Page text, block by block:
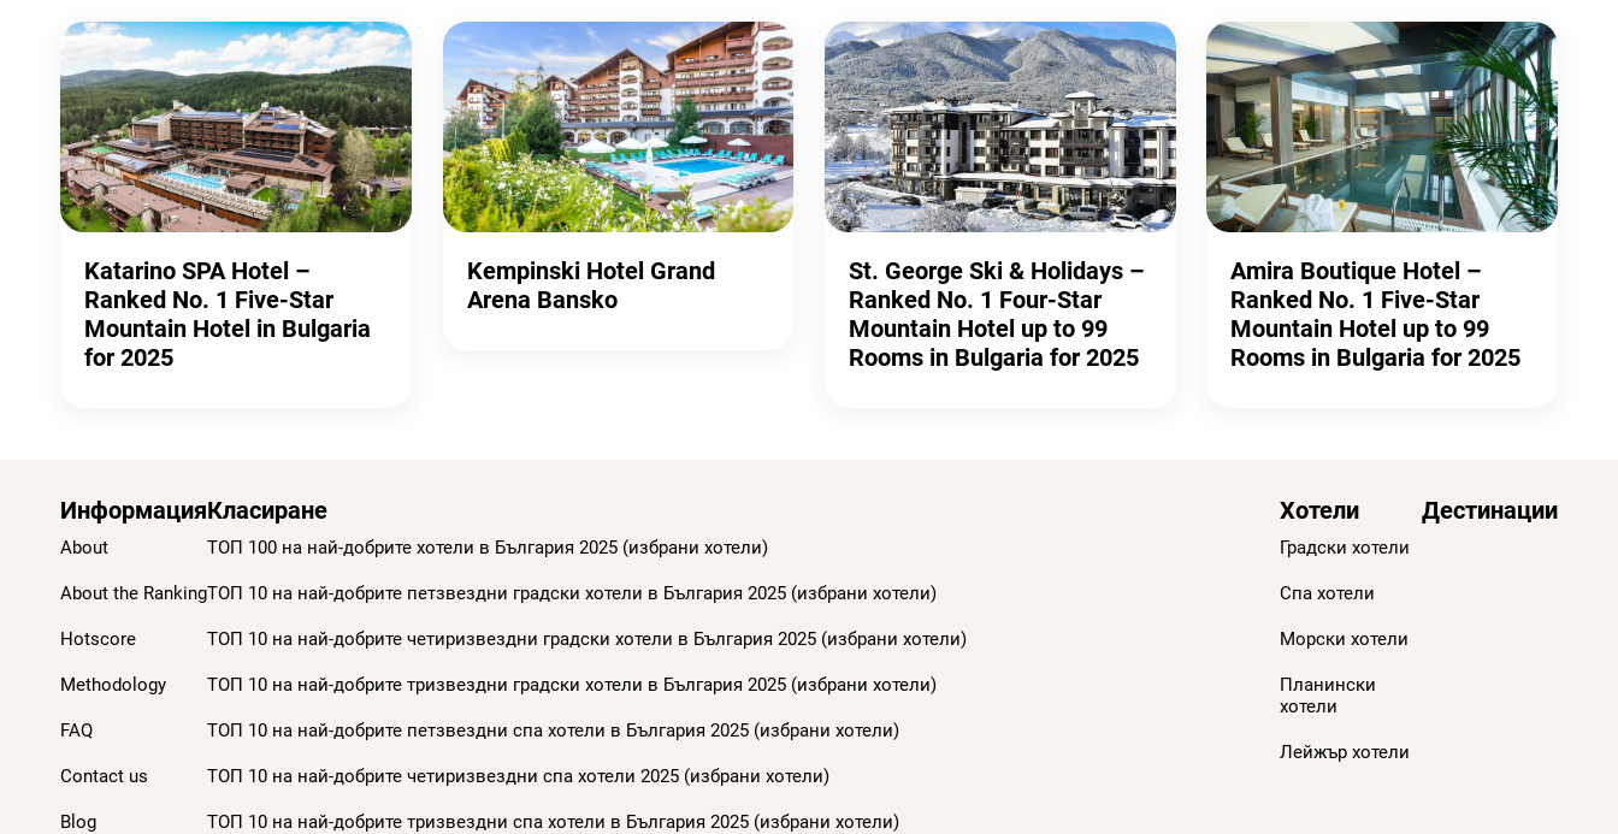
Katarino SPA Hotel –
Ranked No. 1 Five-Star
Mountain Hotel in Bulgaria
for 2025
Kempinski Hotel Grand
Arena Bansko
St. George Ski & Holidays –
Ranked No. 1 Four-Star
Mountain Hotel up to 99
Rooms in Bulgaria for 2025
Amira Boutique Hotel –
Ranked No. 1 Five-Star
Mountain Hotel up to 99
Rooms in Bulgaria for 2025
Информация
About
About the Ranking
Hotscore
Methodology
FAQ
Contact us
Blog
Класиране
ТОП 100 на най-добрите хотели в България 2025 (избрани хотели)
ТОП 10 на най-добрите петзвездни градски хотели в България 2025 (избрани хотели)
ТОП 10 на най-добрите четиризвездни градски хотели в България 2025 (избрани хотели)
ТОП 10 на най-добрите тризвездни градски хотели в България 2025 (избрани хотели)
ТОП 10 на най-добрите петзвездни спа хотели в България 2025 (избрани хотели)
ТОП 10 на най-добрите четиризвездни спа хотели 2025 (избрани хотели)
ТОП 10 на най-добрите тризвездни спа хотели в България 2025 (избрани хотели)
Хотели
Градски хотели
Спа хотели
Морски хотели
Планински
хотели
Лейжър хотели
Дестинации